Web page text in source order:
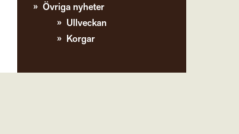
Övriga nyheter
Ullveckan
Korgar